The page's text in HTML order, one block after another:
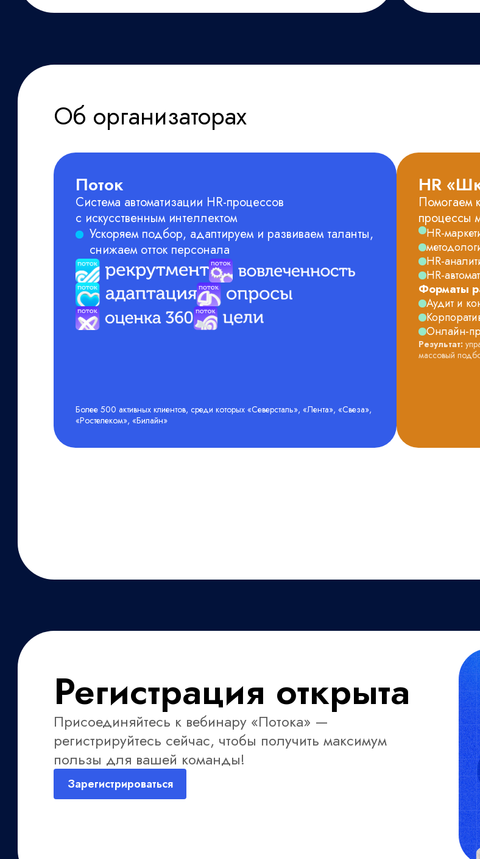
Об организаторах
Поток
Система автоматизации HR-процессов
с искусственным интеллектом
Ускоряем подбор, адаптируем и развиваем таланты,
снижаем отток персонала
Более 500 активных клиентов, среди которых «Северсталь», «Лента», «Свеза»,
«Ростелеком», «Билайн»
HR
Помогаем
процессы
HR-
HR-
HR-
Форматы
Аудит и
Онлайн-
Результат:
массовый
Регистрация открыта
Присоединяйтесь к вебинару «Потока» —
регистрируйтесь сейчас, чтобы получить максимум
пользы для вашей команды!
Зарегистрироваться